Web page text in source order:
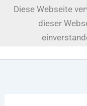
ZumDiese Webseite
dieser